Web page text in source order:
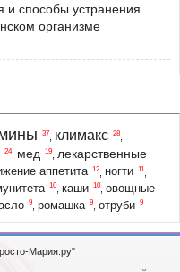
способы устранения
организме
37 климакс 28
24, мед 19
лекарственные
аппетита 12 ногти 11
10, каши 10, овощные
9 ромашка 9 отруби 9
Мария.ру"